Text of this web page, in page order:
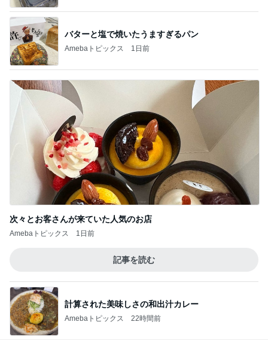
次々とお客さんが来ていた人気のお店
Amebaトピックス 1日前
記事を読む
Amebaトピックス 22時間前
レジェンド松下のなんでもプレゼン！
Amebaトピックス 7時間前